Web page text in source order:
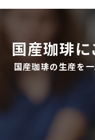
国産珈琲
国産珈琲の生産を